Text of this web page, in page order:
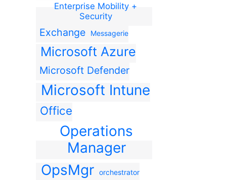
Enterprise Mobility +
Security
Exchange Messagerie
Microsoft Azure
Microsoft Defender
Microsoft Intune
Office
Operations
Manager
OpsMgr
orchestrator